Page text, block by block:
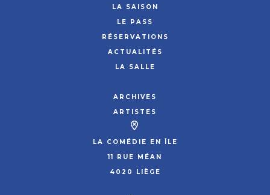
LA SAISON
LE PASS
RÉSERVATIONS
ACTUALITÉS
LA SALLE
ARCHIVES
ARTISTES
LA COMÉDIE EN ÎLE
11 RUE MÉAN
4020 LIÈGE